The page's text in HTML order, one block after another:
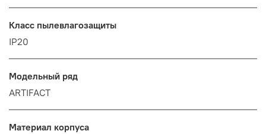
Класс пылевлагозащиты
IP20
Модельный ряд
ARTIFACT
Материал корпуса